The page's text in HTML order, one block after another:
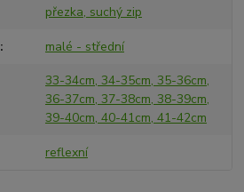
přezka, suchý zip
malé - střední
33-34cm, 34-35cm, 35-36cm,
36-37cm, 37-38cm, 38-39cm,
39-40cm, 40-41cm, 41-42cm
reflexní